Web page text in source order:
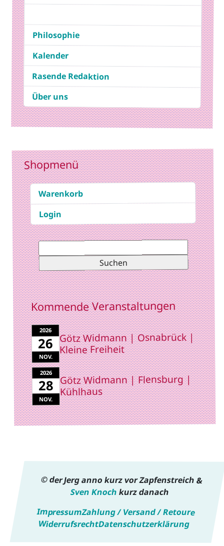
Philosophie
Kalender
Rasende Redaktion
Über uns
Shopmenü
Warenkorb
Login
Suchen
nach:
Kommende Veranstaltungen
2026
26
NOV.
Götz Widmann | Osnabrück |
Kleine Freiheit
2026
28
NOV.
Götz Widmann | Flensburg |
Kühlhaus
© der Jerg anno kurz vor Zapfenstreich &
Sven Knochkurz danach
ImpressumZahlung / Versand / Retoure
WiderrufsrechtDatenschutzerklärung